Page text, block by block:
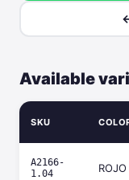
Available
SKU
A2166-
1.04
ROJO